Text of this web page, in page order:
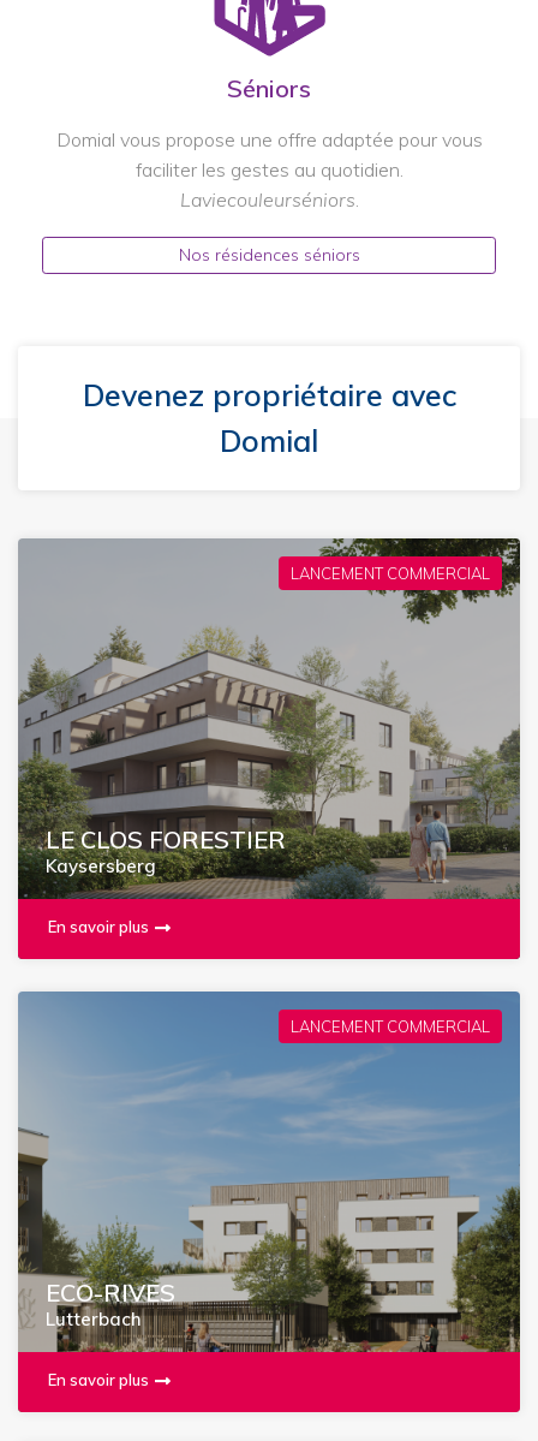
Séniors
Domial vous propose une offre adaptée pour vous
faciliter les gestes au quotidien.
Laviecouleurséniors.
Nos résidences séniors
Devenez propriétaire avec
Domial
LANCEMENT COMMERCIAL
LE CLOS FORESTIER
Kaysersberg
En savoir plus
LANCEMENT COMMERCIAL
ECO-RIVES
Lutterbach
En savoir plus